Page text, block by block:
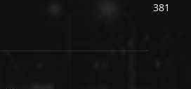
381